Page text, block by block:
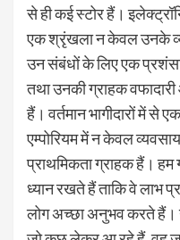
से ही कई स्टोर हैं।
एक श्रृंखला न केवल उनके
उन संबंधों के लिए एक
तथा उनकी ग्राहक
हैं। वर्तमान भागीदारों में
एम्पोरियम में न केवल
प्राथमिकता ग्राहक हैं।
ध्यान रखते हैं ताकि वे लाभ
लोग अच्छा अनुभव करते हैं।